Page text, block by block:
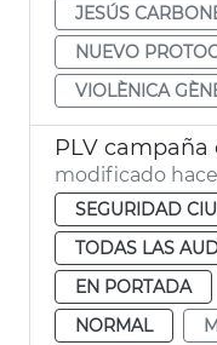
JESÚS
NUEVO
VIOLÈNICA
PLV
modificado hace
SEGURIDAD
TODAS LAS
EN PORTADA
NORMAL